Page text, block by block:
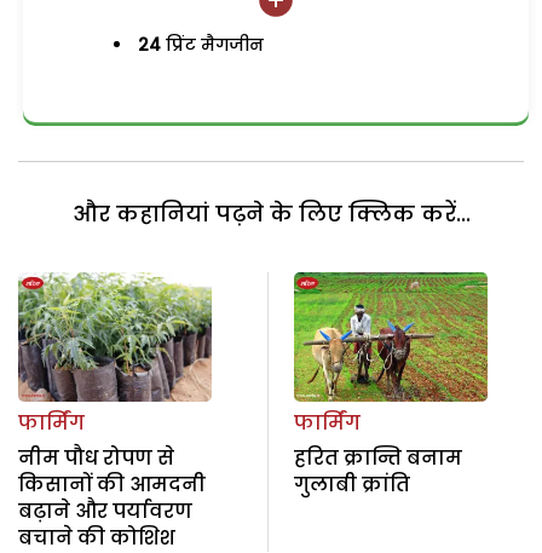
24 प्रिंट मैगजीन
और कहानियां पढ़ने के लिए क्लिक करें...
फार्मिंग
नीम पौध रोपण से
किसानों की आमदनी
बढ़ाने और पर्यावरण
बचाने की कोशिश
फार्मिंग
हरित क्रान्ति बनाम
गुलाबी क्रांति